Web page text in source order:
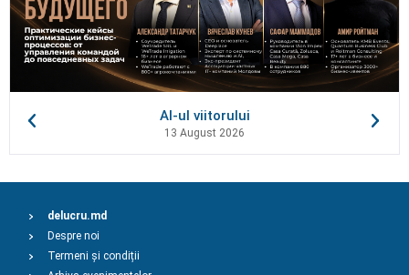
AI-ul viitorului
13 August 2026
delucru.md
Despre noi
Termeni și condiții